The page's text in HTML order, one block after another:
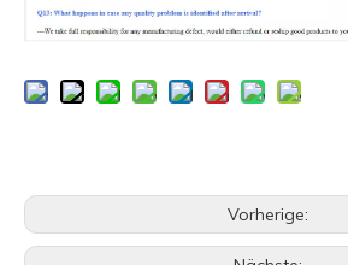
Vorherige: